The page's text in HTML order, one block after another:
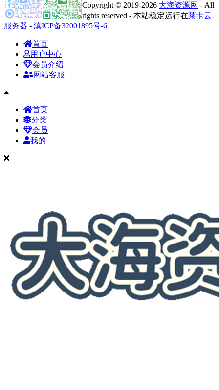
Copyright © 2019-2026 大海资源网 - All
rights reserved - 本站稳定运行在莱卡云
服务器 - 滇ICP备32001895号-6
首页
用户中心
会员介绍
网站客服
首页
分类
会员
我的